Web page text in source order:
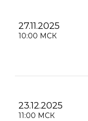
27.11.2025
10:00 МСК
23.12.2025
11:00 МСК